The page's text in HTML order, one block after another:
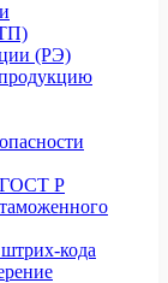
(РЭ)
ГОСТ Р
кода